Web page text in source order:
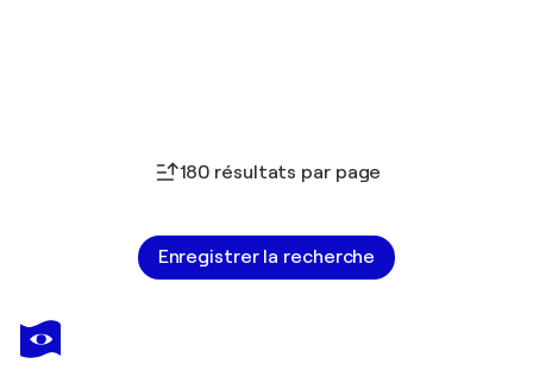
180 résultats par page
Enregistrer la recherche